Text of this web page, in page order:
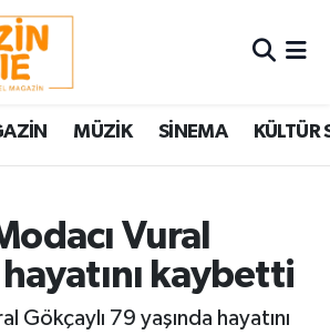
MÜZİK SİNEMA KÜLTÜR
Vural
kaybetti
Gökçaylı 79 yaşında hayatını
Durumu ve Fikstür